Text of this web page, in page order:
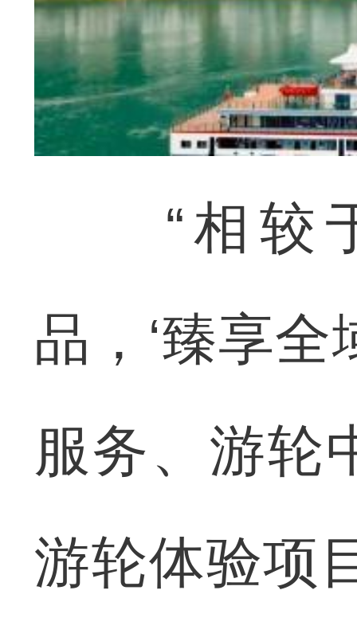
“相较于
品，‘臻享
服务、游轮
游轮体验项